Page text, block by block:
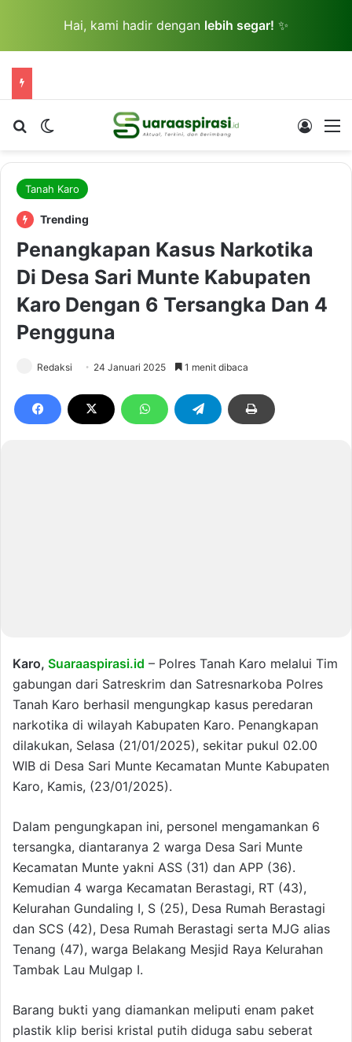
Hai, kami hadir dengan lebih segar! ✨
Cari berita...Switch skin Log In
Tanah Karo
Trending
Penangkapan Kasus Narkotika
Di Desa Sari Munte Kabupaten
Karo Dengan 6 Tersangka Dan 4
Pengguna
Redaksi 24 Januari 2025 1 menit dibaca
Karo, Suaraaspirasi.id – Polres Tanah Karo melalui Tim
gabungan dari Satreskrim dan Satresnarkoba Polres
Tanah Karo berhasil mengungkap kasus peredaran
narkotika di wilayah Kabupaten Karo. Penangkapan
dilakukan, Selasa (21/01/2025), sekitar pukul 02.00
WIB di Desa Sari Munte Kecamatan Munte Kabupaten
Karo, Kamis, (23/01/2025).
Dalam pengungkapan ini, personel mengamankan 6
tersangka, diantaranya 2 warga Desa Sari Munte
Kecamatan Munte yakni ASS (31) dan APP (36).
Kemudian 4 warga Kecamatan Berastagi, RT (43),
Kelurahan Gundaling I, S (25), Desa Rumah Berastagi
dan SCS (42), Desa Rumah Berastagi serta MJG alias
Tenang (47), warga Belakang Mesjid Raya Kelurahan
Tambak Lau Mulgap I.
Barang bukti yang diamankan meliputi enam paket
plastik klip berisi kristal putih diduga sabu seberat